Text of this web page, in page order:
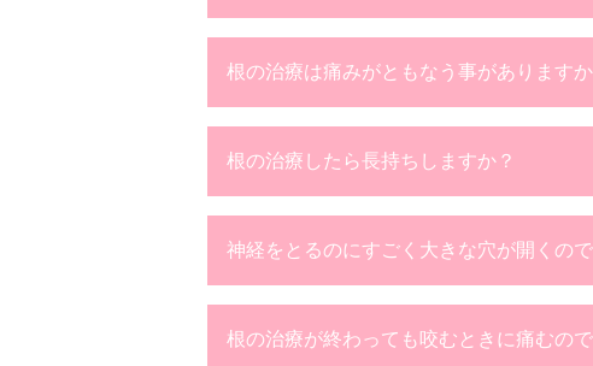
根の治療は痛みがともなう事がありますか
根の治療したら長持ちしますか？
神経をとるのにすごく大きな穴が開くの
根の治療が終わっても咬むときに痛むの